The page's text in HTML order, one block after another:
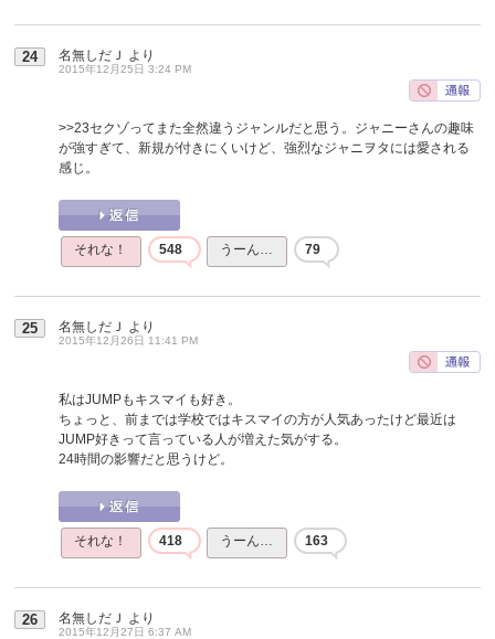
24 名無しだＪ より
2015年12月25日 3:24 PM
>>23セクゾってまた全然違うジャンルだと思う。ジャニーさんの趣味
が強すぎて、新規が付きにくいけど、強烈なジャニヲタには愛される
感じ。
それな！ 548 うーん… 79
25 名無しだＪ より
2015年12月26日 11:41 PM
私はJUMPもキスマイも好き。
ちょっと、前までは学校ではキスマイの方が人気あったけど最近は
JUMP好きって言っている人が増えた気がする。
24時間の影響だと思うけど。
それな！ 418 うーん… 163
26 名無しだＪ より
2015年12月27日 6:37 AM